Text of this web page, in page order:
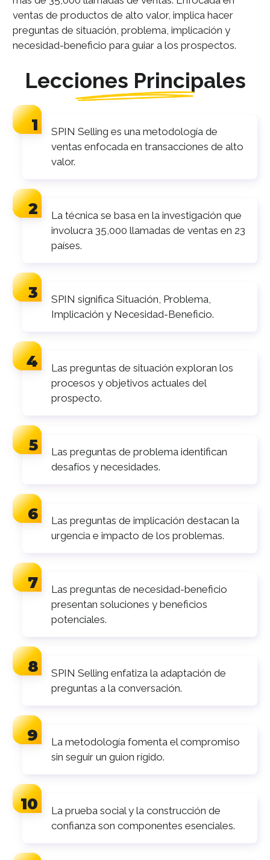
ventas de productos de alto valor, implica hacer
preguntas de situación, problema, implicación y
necesidad-beneficio para guiar a los prospectos.
Lecciones Principales
SPIN Selling es una metodología de
ventas enfocada en transacciones de alto
valor.
La técnica se basa en la investigación que
involucra 35,000 llamadas de ventas en 23
países.
SPIN significa Situación, Problema,
Implicación y Necesidad-Beneficio.
Las preguntas de situación exploran los
procesos y objetivos actuales del
prospecto.
Las preguntas de problema identifican
desafíos y necesidades.
Las preguntas de implicación destacan la
urgencia e impacto de los problemas.
Las preguntas de necesidad-beneficio
presentan soluciones y beneficios
potenciales.
SPIN Selling enfatiza la adaptación de
preguntas a la conversación.
La metodología fomenta el compromiso
sin seguir un guion rígido.
La prueba social y la construcción de
confianza son componentes esenciales.